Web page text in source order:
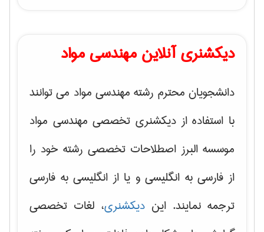
دیکشنری آنلاین مهندسی مواد
دانشجویان محترم رشته مهندسی مواد می توانند
با استفاده از دیکشنری تخصصی مهندسی مواد
موسسه البرز اصطلاحات تخصصی رشته خود را
از فارسی به انگلیسی و یا از انگلیسی به فارسی
ترجمه نمایند. این دیکشنری، لغات تخصصی